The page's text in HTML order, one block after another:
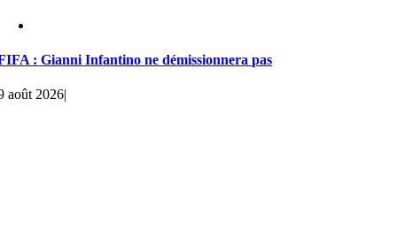
: Gianni Infantino ne démissionnera pas
août 2026|